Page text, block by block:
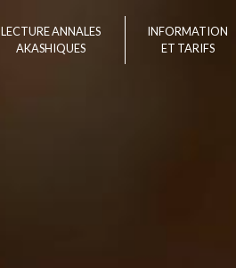
LECTURE ANNALES
AKASHIQUES
INFORMATION
ET TARIFS